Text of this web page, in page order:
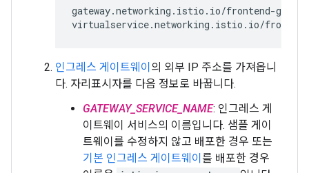
gateway.networking.istio.io/frontend-
인그레스 게이트웨이 의 외부 IP 주소를 가져옵니
다. 자리표시자를 다음 정보로 바꿉니다.
GATEWAY_SERVICE_NAME: 인그레스 게
이트웨이 서비스의 이름입니다. 샘플 게이
트웨이를 수정하지 않고 배포한 경우 또는
기본 인그레스 게이트웨이 를 배포한 경우